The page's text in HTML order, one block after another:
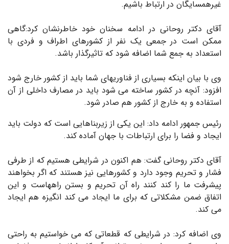
غیرهمسایگان در ارتباط باشیم.
آقای دکتر روحانی در ادامه سخنان خود خاطرنشان کرد:گاهی
ممکن است در جمعی یک نفر از کشورهای اطراف و فردی با
استعداد به جمع شما اضافه شود که تاثیرگذار باشد.
وی با بیان اینکه بسیاری از فناوریهای شما باید از کشور خارج شود
افزود: آنچه در کشور ساخته می شود باید در مصارف داخلی از آن
استفاده و به خارج از کشور هم صادر شود.
رئیس جمهور ادامه داد: این یکی از زیربناهایی است که دولت باید
ایجاد و فضا را برای ارتباطات با جهان آماده کند.
آقای دکتر روحانی گفت: هم اکنون در شرایطی هستیم که از طرفی
فشار و تحریم وجود دارد و کشورهایی نیز هستند که اگر بخواهند
پیشرفت ما را کند کنند راه آن تحریم و بستن راههاست و این
اتفاق ضمن مشکلاتی که برای ما ایجاد می کند انگیزه هم ایجاد
می کند.
وی اضافه کرد: در شرایطی که قطعاتی که می خواستیم به راحتی